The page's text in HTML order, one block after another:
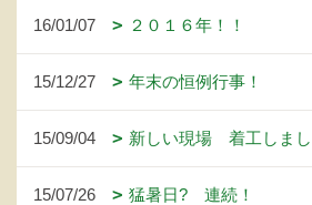
16/01/07 ２０１６年！！
15/12/27 年末の恒例行事！
15/09/04 新しい現場 着工しまし
15/07/26 猛暑日? 連続！